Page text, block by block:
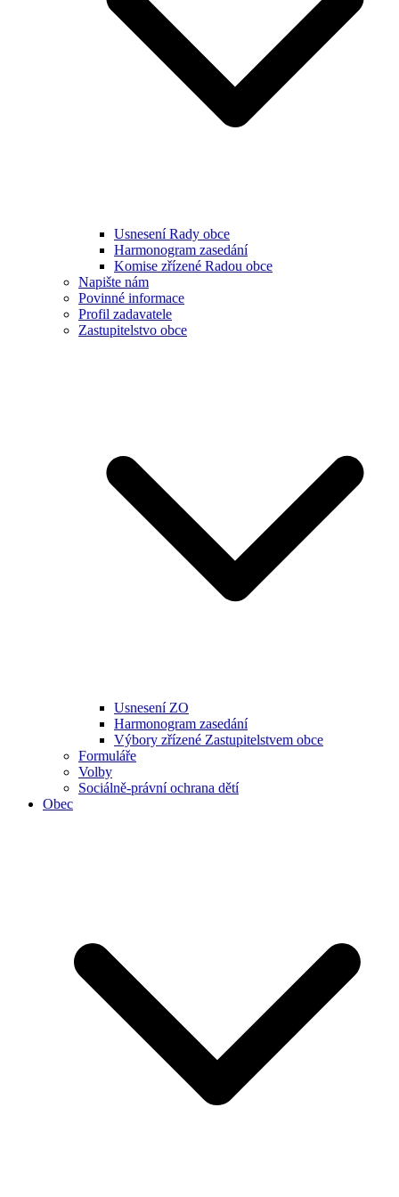
Usnesení Rady obce
Harmonogram zasedání
Komise zřízené Radou obce
Napište nám
Povinné informace
Profil zadavatele
Zastupitelstvo obce
Usnesení ZO
Harmonogram zasedání
Výbory zřízené Zastupitelstvem obce
Formuláře
Volby
Sociálně-právní ochrana dětí
Obec